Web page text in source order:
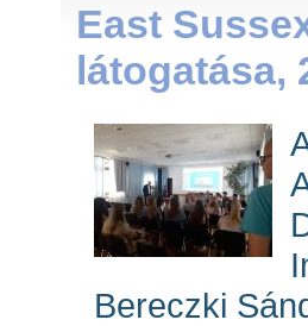
East
látogatása,
Bereczki